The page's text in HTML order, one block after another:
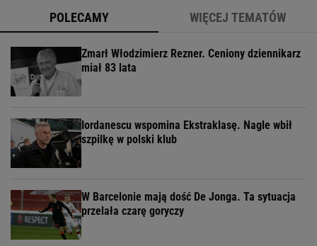
POLECAMY WIĘCEJ TEMATÓW
Zmarł Włodzimierz Rezner. Ceniony dziennikarz
miał 83 lata
Iordanescu wspomina Ekstraklasę. Nagle wbił
szpilkę w polski klub
W Barcelonie mają dość De Jonga. Ta sytuacja
przelała czarę goryczy